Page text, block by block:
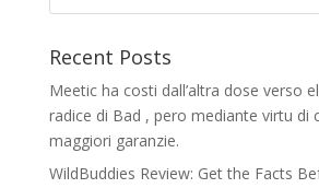
Recent Posts
Meetic ha costi dall’altra dose verso
radice di Bad , pero mediante virtu di
maggiori garanzie.
WildBuddies Review: Get the Facts